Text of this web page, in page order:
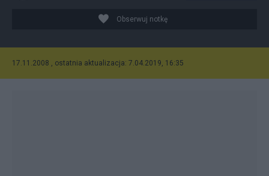
Obserwuj notkę
17.11.2008 , ostatnia aktualizacja: 7.04.2019, 16:35